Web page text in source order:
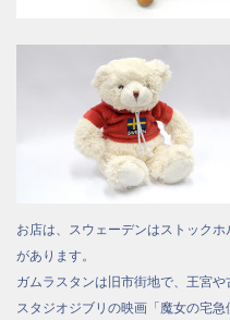
お店は、スウェーデンはストック
があります。
ガムラスタンは旧市街地で、王宮や
スタジオジブリの映画「魔女の宅